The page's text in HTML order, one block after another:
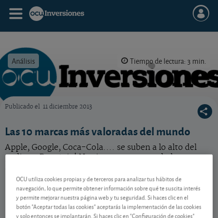
Análisis Tiempo de lectura: 3 min.
Publicado el 11 diciembre 2013
Las 10 marcas más valoradas del mundo
Apple, Google, Coca-Cola.... se suben a lo alto del
podium. Pero ¡ojo! No siempre es oro todo lo que
Contenido reservado a SOCIOS
OCU utiliza cookies propias y de terceros para analizar tus hábitos de
navegación, lo que permite obtener información sobre qué te suscita interés
y permite mejorar nuestra página web y tu seguridad. Si haces clic en el
botón "Aceptar todas las cookies" aceptarás la implementación de las cookies
y solo entonces se implantarán. Si haces clic en "Configuración de cookies"